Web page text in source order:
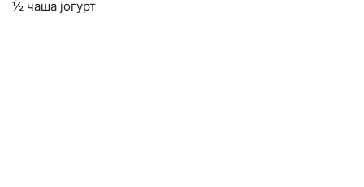
½ чаша јогурт